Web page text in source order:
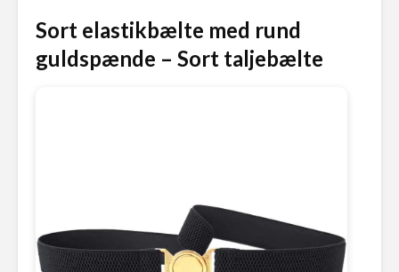
Sort elastikbælte med rund
guldspænde – Sort taljebælte